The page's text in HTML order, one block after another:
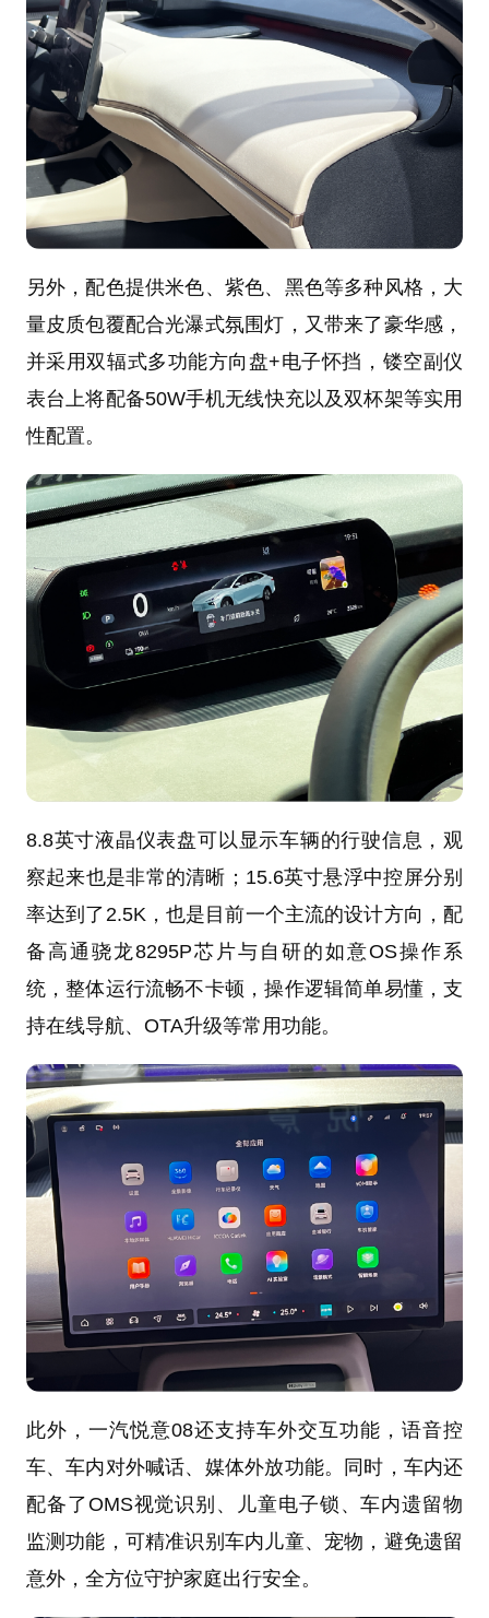
另外，配色提供米色、紫色、黑色等多种风格，大
量皮质包覆配合光瀑式氛围灯，又带来了豪华感，
并采用双辐式多功能方向盘+电子怀挡，镂空副仪
表台上将配备50W手机无线快充以及双杯架等实用
性配置。
8.8英寸液晶仪表盘可以显示车辆的行驶信息，观
察起来也是非常的清晰；15.6英寸悬浮中控屏分别
率达到了2.5K，也是目前一个主流的设计方向，配
备高通骁龙8295P芯片与自研的如意OS操作系
统，整体运行流畅不卡顿，操作逻辑简单易懂，支
持在线导航、OTA升级等常用功能。
此外，一汽悦意08还支持车外交互功能，语音控
车、车内对外喊话、媒体外放功能。同时，车内还
配备了OMS视觉识别、儿童电子锁、车内遗留物
监测功能，可精准识别车内儿童、宠物，避免遗留
意外，全方位守护家庭出行安全。